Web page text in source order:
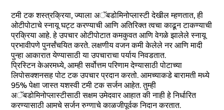
टमी टक शस्त्रक्रिया, ज्याला अॅबडोमिनोप्लास्टी देखील म्हणतात, ही
ओटीपोटाचे स्नायू घट्ट करण्याची आणि अतिरिक्त त्वचा काढून टाकण्याची
प्रक्रिया आहे. हे उपचार ओटीपोटात कमकुवत आणि वेगळे झालेले स्नायू
प्रभावीपणे पुनर्संचयित करते. लक्षणीय वजन कमी केलेले नर आणि मादी
पुन्हा आकारात येण्यासाठी या उपचाराचा पर्याय निवडतात.
प्रिस्टिन केअरमध्ये, आम्ही सर्वोत्तम परिणाम देण्यासाठी पोटाच्या
लिपोसक्शनसह पोट टक उपचार प्रदान करतो. आमच्याकडे बारामती मध्ये
95% पेक्षा जास्त यशस्वी टमी टक सर्जन आहेत. तुम्ही
अॅबडोमिनोप्लास्टीसाठी सक्षम उमेदवार आहात की नाही हे निर्धारित
करण्यासाठी आमचे सर्जन रुग्णाचे काळजीपूर्वक निदान करतात.